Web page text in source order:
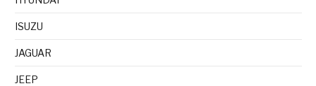
ISUZU
JAGUAR
JEEP